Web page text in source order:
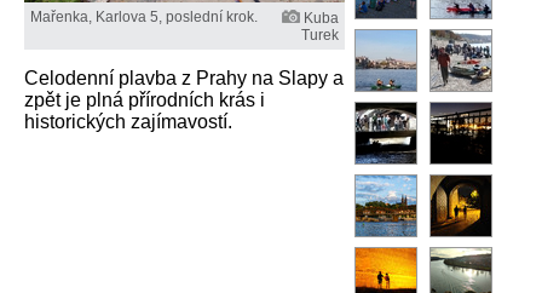
Mařenka, Karlova 5, poslední krok.
Kuba
Turek
Celodenní plavba z Prahy na Slapy a
zpět je plná přírodních krás i
historických zajímavostí.